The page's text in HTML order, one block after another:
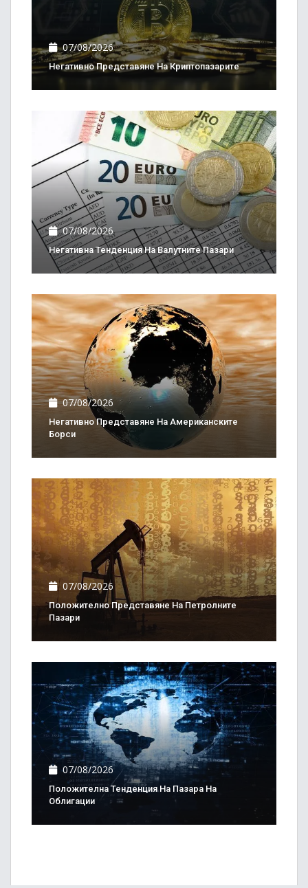
07/08/2026
Негативно Представяне На Криптопазарите
07/08/2026
Негативна Тенденция На Валутните Пазари
07/08/2026
Негативно Представяне На Американските
Борси
07/08/2026
Положително Представяне На Петролните
Пазари
07/08/2026
Положителна Тенденция На Пазара На
Облигации